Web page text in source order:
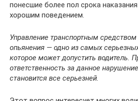
понесшие более пол срока
хорошим поведением.
Управление транспортным средством
опьянения — одно из самых
которое может допустить водитель.
ответственность за данное
становится все серьезней.